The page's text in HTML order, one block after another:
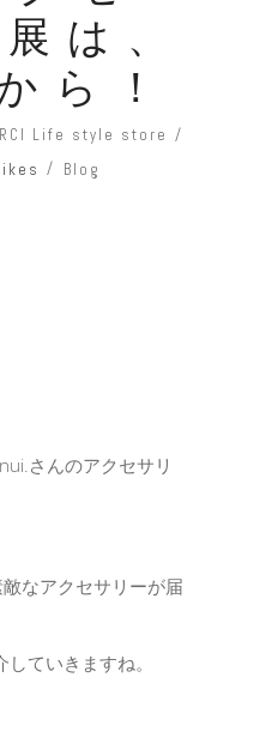
は、
ら！
Life style store
Blog
さんのアクセサリ
なアクセサリーが届
ていきますね。